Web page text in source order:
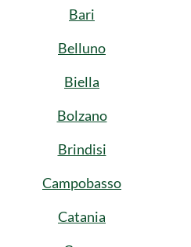
Bari
Belluno
Biella
Bolzano
Brindisi
Campobasso
Catania